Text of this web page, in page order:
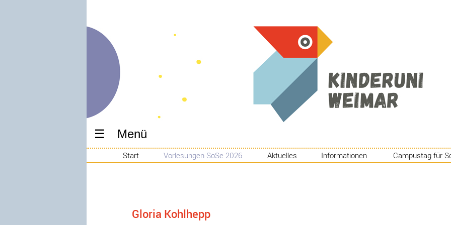
Menü
Start Vorlesungen SoSe 2026 Aktuelles Informationen Campustag für
Gloria Kohlhepp